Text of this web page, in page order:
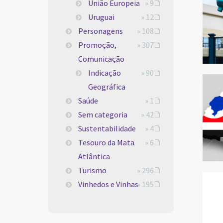
União Europeia » 9
Uruguai
» 12
Personagens
» 108
Promoção,
Comunicação
» 307
Indicação
Geográfica
» 90
Saúde
» 1
Sem categoria
» 42
Sustentabilidade
» 4
Tesouro da Mata
Atlântica
» 6
Turismo
» 296
Vinhedos e Vinhas» 195